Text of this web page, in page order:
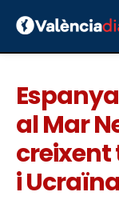
al Mar
creixent
i Ucraïna